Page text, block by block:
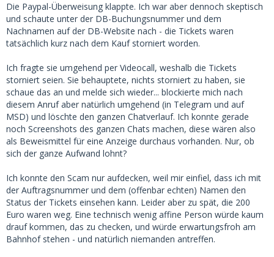
Die Paypal-Überweisung klappte. Ich war aber dennoch skeptisch
und schaute unter der DB-Buchungsnummer und dem
Nachnamen auf der DB-Website nach - die Tickets waren
tatsächlich kurz nach dem Kauf storniert worden.
Ich fragte sie umgehend per Videocall, weshalb die Tickets
storniert seien. Sie behauptete, nichts storniert zu haben, sie
schaue das an und melde sich wieder... blockierte mich nach
diesem Anruf aber natürlich umgehend (in Telegram und auf
MSD) und löschte den ganzen Chatverlauf. Ich konnte gerade
noch Screenshots des ganzen Chats machen, diese wären also
als Beweismittel für eine Anzeige durchaus vorhanden. Nur, ob
sich der ganze Aufwand lohnt?
Ich konnte den Scam nur aufdecken, weil mir einfiel, dass ich mit
der Auftragsnummer und dem (offenbar echten) Namen den
Status der Tickets einsehen kann. Leider aber zu spät, die 200
Euro waren weg. Eine technisch wenig affine Person würde kaum
drauf kommen, das zu checken, und würde erwartungsfroh am
Bahnhof stehen - und natürlich niemanden antreffen.